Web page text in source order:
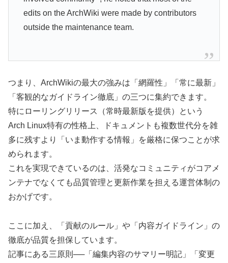
edits on the ArchWiki were made by contributors
outside the maintenance team.
つまり、ArchWikiの最大の強みは「網羅性」「常に最新」
「客観的なガイドライン徹底」の三つに集約できます。
特にローリングリリース（常時最新版を提供）という
Arch Linux特有の性格上、ドキュメントも複数世代分を雑
多に残すより「いま動作する情報」を厳格に保つことが求
められます。
これを実現できているのは、活発なコミュニティがコアメ
ンテナでなくても品質管理と更新作業を担える運営体制の
おかげです。
ここに加え、「貢献のルール」や「内容ガイドライン」の
徹底が品質を担保しています。
記事にある三原則──「編集内容のサマリー明記」「変更